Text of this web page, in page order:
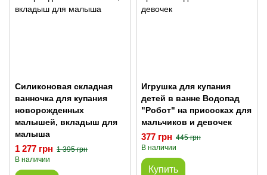
Силиконовая складная
ванночка для купания
новорожденных
малышей, вкладыш для
малыша
1 277 грн 1 395 грн
В наличии
Игрушка для купания
детей в ванне Водопад
"Робот" на присосках для
мальчиков и девочек
377 грн 445 грн
В наличии
Купить